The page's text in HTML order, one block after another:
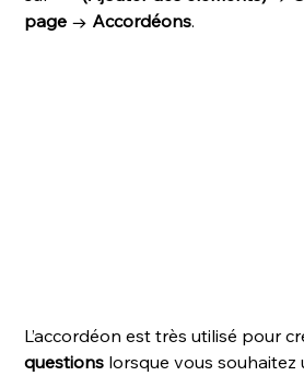
page → Accordéons.
L’accordéon est très utilisé pour
questions lorsque vous souhaitez